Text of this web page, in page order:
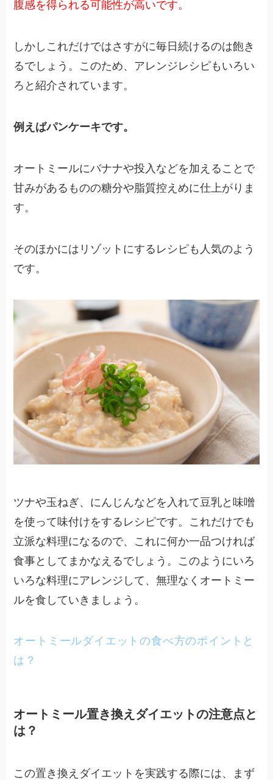
腹感を得られる可能性が高いです。
しかしこれだけではさすがに毎日続けるのは飽き
るでしょう。このため、アレンジレシピもいろい
ろと紹介されています。
例えばパンケーキです。
オートミールにバナナや投入などを加えることで
甘みがあるものの糖分や脂質控えめに仕上がりま
す。
そのほかにはリゾットにするレシピも人気のよう
です。
ツナや玉ねぎ、にんじんなどを入れて豆乳と味噌
を使って味付けをするレシピです。これだけでも
立派な料理になるので、これに何か一品つければ
食事としてまかなえるでしょう。このようにいろ
いろな料理にアレンジして、無理なくオートミー
ルを食していきましょう。
オートミールダイエットの食べ方のポイントと
は？
オートミール置き換えダイエットの注意点と
は？
この置き換えダイエットを実践する際には、まず